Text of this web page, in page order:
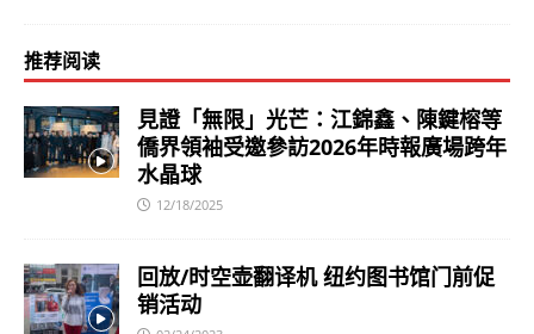
推荐阅读
見證「無限」光芒：江錦鑫、陳鍵榕等
僑界領袖受邀參訪2026年時報廣場跨年
水晶球
12/18/2025
回放/时空壶翻译机 纽约图书馆门前促
销活动